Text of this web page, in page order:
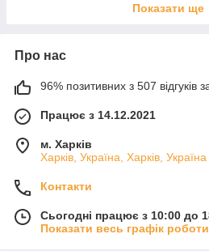
Показати ще
Про нас
96% позитивних з 507 відгуків
Працює з 14.12.2021
м. Харків
Харків, Україна, Харків, Україна
Контакти
Сьогодні працює з 10:00 до
Показати весь графік роботи